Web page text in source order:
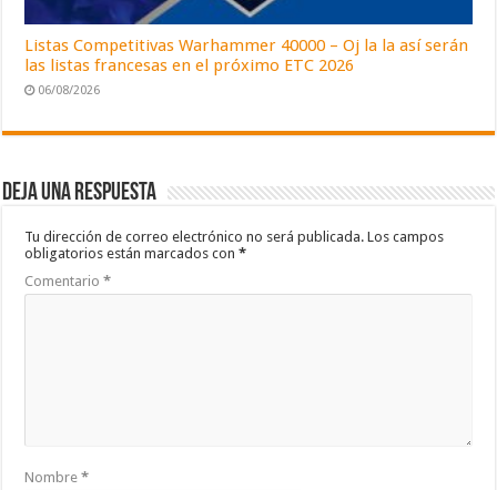
Listas Competitivas Warhammer 40000 – Oj la la así serán
las listas francesas en el próximo ETC 2026
06/08/2026
Deja una respuesta
Tu dirección de correo electrónico no será publicada. Los campos
obligatorios están marcados con*
Comentario*
Nombre*